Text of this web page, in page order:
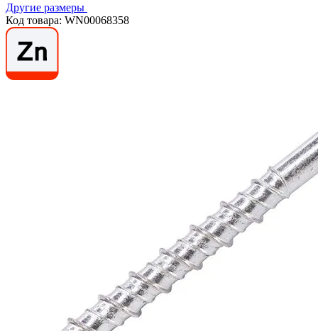
Другие размеры
Код товара: WN00068358